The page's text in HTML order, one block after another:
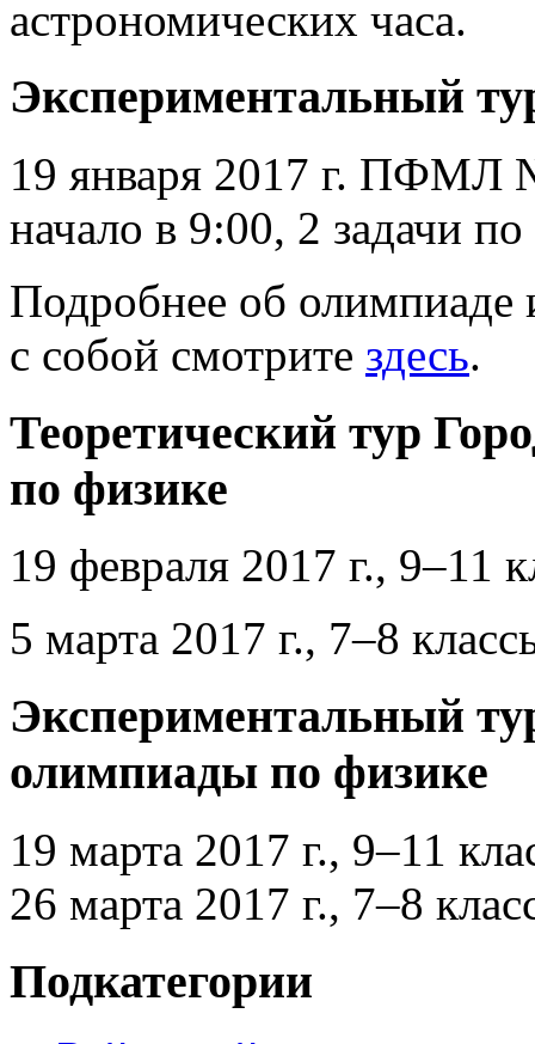
астрономических часа.
Экспериментальный
19 января 2017 г. ПФМЛ
начало в 9:00, 2 задачи
Подробнее об олимпиаде
с собой смотрите здесь.
Теоретический тур
по физике
19 февраля 2017 г., 9–11
5 марта 2017 г., 7–8
Экспериментальный
олимпиады по физике
19 марта 2017 г., 9–11
26 марта 2017 г., 7–8
Подкатегории